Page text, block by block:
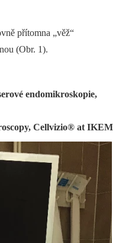
přítomna „věž“
(Obr. 1).
endomikroskopie,
Cellvizio® at IKEM